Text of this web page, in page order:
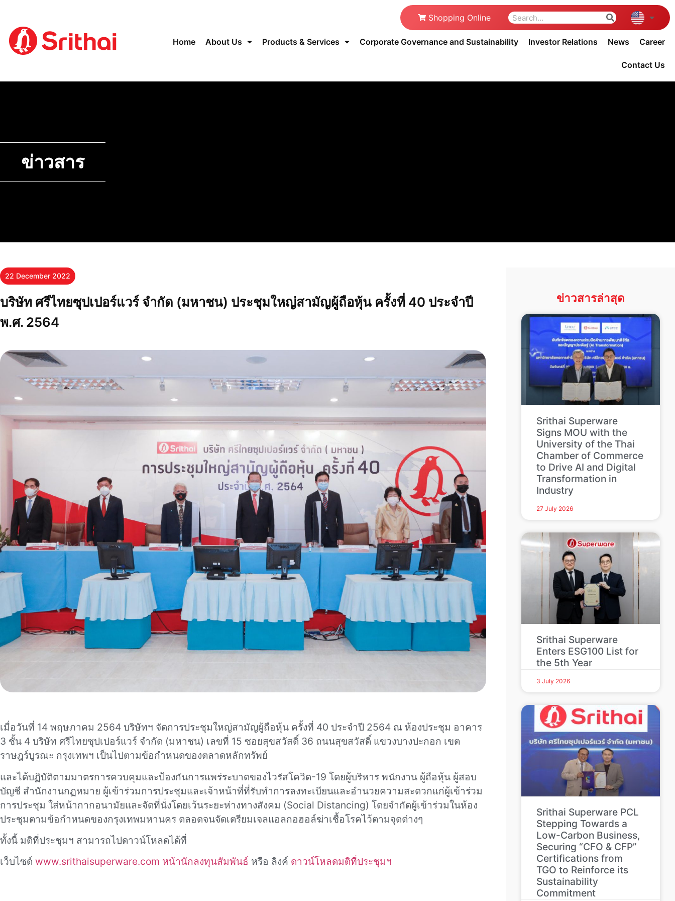
Shopping Online
Home About Us Products & Services Corporate Governance and Sustainability Investor Relations News Career
Contact Us
ข่าวสาร
22 December 2022
บริษัท ศรีไทยซุปเปอร์แวร์ จำกัด (มหาชน) ประชุมใหญ่สามัญผู้ถือหุ้น ครั้งที่ 40 ประจำปี
พ.ศ. 2564
เมื่อวันที่ 14 พฤษภาคม 2564 บริษัทฯ จัดการประชุมใหญ่สามัญผู้ถือหุ้น ครั้งที่ 40 ประจำปี 2564 ณ ห้องประชุม อาคาร
3 ชั้น 4 บริษัท ศรีไทยซุปเปอร์แวร์ จำกัด (มหาชน) เลขที่ 15 ซอยสุขสวัสดิ์ 36 ถนนสุขสวัสดิ์ แขวงบางปะกอก เขต
ราษฎร์บูรณะ กรุงเทพฯ เป็นไปตามข้อกำหนดของตลาดหลักทรัพย์
และได้บฏิบัติตามมาตรการควบคุมและป้องกันการแพร่ระบาดของไวรัสโควิด-19 โดยผู้บริหาร พนักงาน ผู้ถือหุ้น ผู้สอบ
บัญชี สำนักงานกฏหมาย ผู้เข้าร่วมการประชุมและเจ้าหน้าที่ที่รับทำการลงทะเบียนและอำนวยความสะดวกแก่ผู้เข้าร่วม
การประชุม ใส่หน้ากากอนามัยและจัดที่นั่งโดยเว้นระยะห่างทางสังคม (Social Distancing) โดยจำกัดผู้เข้าร่วมในห้อง
ประชุมตามข้อกำหนดของกรุงเทพมหานคร ตลอดจนจัดเตรียมเจลแอลกอฮอล์ฆ่าเชื้อโรคไว้ตามจุดต่างๆ
ทั้งนี้ มติที่ประชุมฯ สามารถไปดาวน์โหลดได้ที่
เว็บไซด์ www.srithaisuperware.com หน้านักลงทุนสัมพันธ์ หรือ ลิงค์ ดาวน์โหลดมติที่ประชุมฯ
ข่าวสารล่าสุด
Srithai Superware
Signs MOU with the
University of the Thai
Chamber of Commerce
to Drive AI and Digital
Transformation in
Industry
27 July 2026
Srithai Superware
Enters ESG100 List for
the 5th Year
3 July 2026
Srithai Superware PCL
Stepping Towards a
Low-Carbon Business,
Securing “CFO & CFP”
Certifications from
TGO to Reinforce its
Sustainability
Commitment